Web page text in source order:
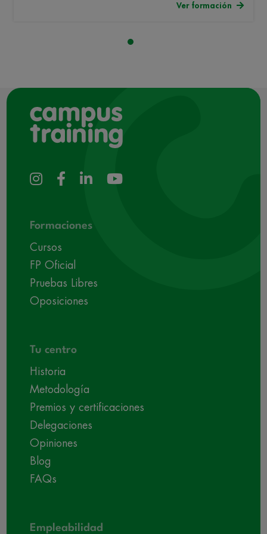
Ver formación
Formaciones
Cursos
FP Oficial
Pruebas Libres
Oposiciones
Tu centro
Historia
Metodología
Premios y certificaciones
Delegaciones
Opiniones
Blog
FAQs
Empleabilidad